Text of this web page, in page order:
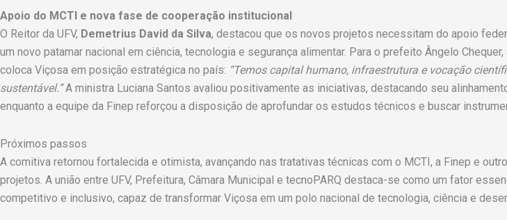
Apoio do MCTI e nova fase de cooperação institucional
O Reitor da UFV, Demetrius David da Silva, destacou que os novos projetos necessitam do apoio
um novo patamar nacional em ciência, tecnologia e segurança alimentar. Para o prefeito Ângelo
coloca Viçosa em posição estratégica no país: “Temos capital humano, infraestrutura e vocação
sustentável.”A ministra Luciana Santos avaliou positivamente as iniciativas, destacando seu
enquanto a equipe da Finep reforçou a disposição de aprofundar os estudos técnicos e buscar
Próximos passos
A comitiva retornou fortalecida e otimista, avançando nas tratativas técnicas com o MCTI, a Finep e
projetos. A união entre UFV, Prefeitura, Câmara Municipal e tecnoPARQ destaca-se como um fator
competitivo e inclusivo, capaz de transformar Viçosa em um polo nacional de tecnologia, ciência e